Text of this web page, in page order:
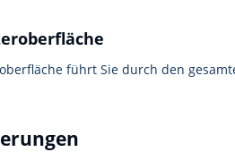
führt Sie durch den